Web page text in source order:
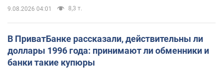
9.08.2026 04:01 8,3 т.
В ПриватБанке рассказали, действительны ли
доллары 1996 года: принимают ли обменники и
банки такие купюры